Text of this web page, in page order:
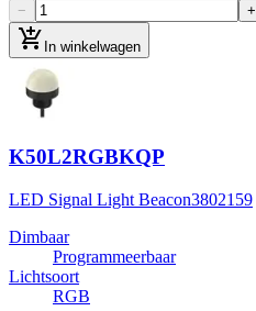
− +
add_shopping_cart In winkelwagen
K50L2RGBKQP
LED Signal Light Beacon3802159
Dimbaar
Programmeerbaar
Lichtsoort
RGB